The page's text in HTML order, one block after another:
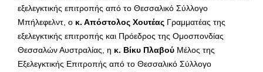
εξελεγκτικής επιτροπής από το Θεσσαλικό Σύλλογο
Μπήλεφελντ, ο κ. Απόστολος Χουτέας Γραμματέας της
εξελεγκτικής επιτροπής και Πρόεδρος της Ομοσπονδίας
Θεσσαλών Αυστραλίας, η κ. Βίκυ Πλαβού Μέλος της
Εξελεγκτικής Επιτροπής από το Θεσσαλικό Σύλλογο